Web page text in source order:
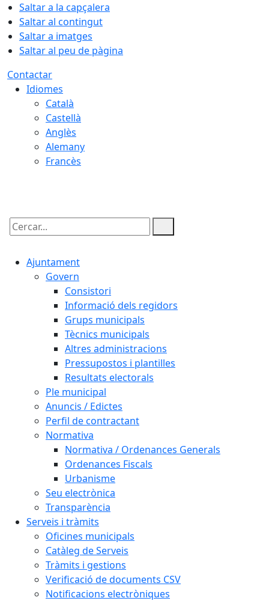
Saltar a la capçalera
Saltar al contingut
Saltar a imatges
Saltar al peu de pàgina
Contactar
Idiomes
Català
Castellà
Anglès
Alemany
Francès
Cercar:
Ajuntament
Govern
Consistori
Informació dels regidors
Grups municipals
Tècnics municipals
Altres administracions
Pressupostos i plantilles
Resultats electorals
Ple municipal
Anuncis / Edictes
Perfil de contractant
Normativa
Normativa / Ordenances Generals
Ordenances Fiscals
Urbanisme
Seu electrònica
Transparència
Serveis i tràmits
Oficines municipals
Catàleg de Serveis
Tràmits i gestions
Verificació de documents CSV
Notificacions electròniques